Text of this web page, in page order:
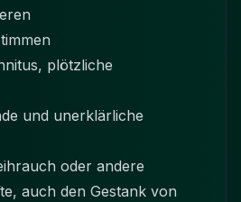
plötzliche
und unerklärliche
oder andere
auch den Gestank von